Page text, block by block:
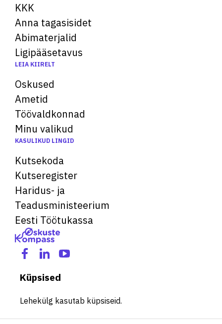
KKK
Anna tagasisidet
Abimaterjalid
Ligipääsetavus
LEIA KIIRELT
Oskused
Ametid
Töövaldkonnad
Minu valikud
KASULIKUD LINGID
Kutsekoda
Kutseregister
Haridus- ja
Teadusministeerium
Eesti Töötukassa
Küpsised
Lehekülg kasutab küpsiseid.